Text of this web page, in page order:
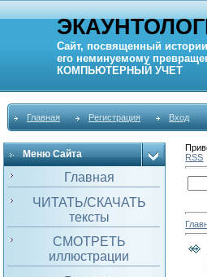
Сайт, посвященный истории
его неминуемому
КОМПЬЮТЕРНЫЙ УЧЕТ
Главная Регистрация Вход
Меню Сайта
Главная
ЧИТАТЬ/СКАЧАТЬ
тексты
СМОТРЕТЬ
иллюстрации
RSS